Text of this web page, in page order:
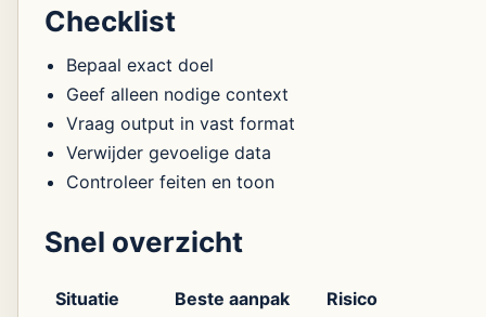
Checklist
Bepaal exact doel
Geef alleen nodige context
Vraag output in vast format
Verwijder gevoelige data
Controleer feiten en toon
Snel overzicht
Situatie Beste aanpak Risico